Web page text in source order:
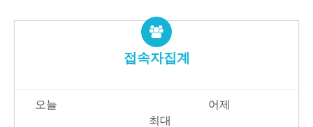
접속자집계
오늘 어제
최대